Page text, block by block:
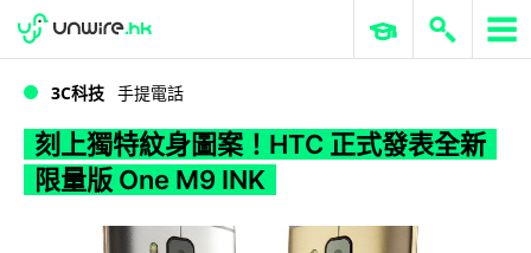
WWDC 2026 ERP 與商業 AI
3C科技 手提電話
刻上獨特紋身圖案！HTC 正式發表全新
限量版 One M9 INK